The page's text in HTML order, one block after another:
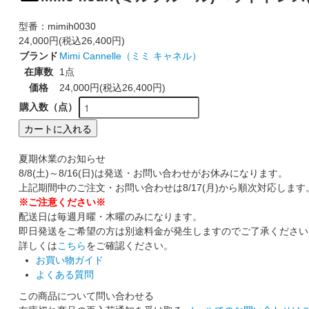
型番： mimih0030
24,000円(税込26,400円)
ブランド Mimi Cannelle（ミミ キャネル）
在庫数
1点
価格
24,000円(税込26,400円)
購入数（点）
カートに入れる
夏期休業のお知らせ
8/8(土)～8/16(日)は発送・お問い合わせがお休みになります。
上記期間中のご注文・お問い合わせは8/17(月)から順次対応します
※ご注意ください※
配送日は毎週月曜・木曜のみになります。
即日発送をご希望の方は別途料金が発生しますのでご了承くださ
詳しくはこちらをご確認ください。
お買い物ガイド
よくある質問
この商品について問い合わせる